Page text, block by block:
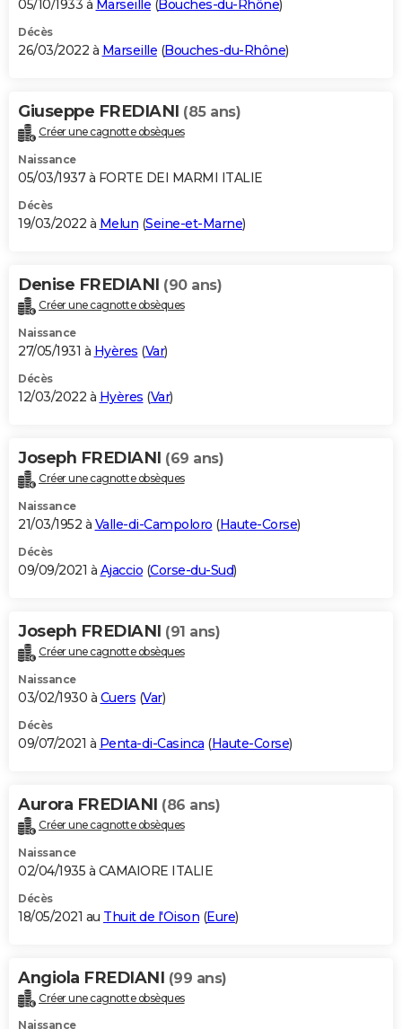
05/10/1933 à Marseille (Bouches-du-Rhône)
Décès
26/03/2022 à Marseille (Bouches-du-Rhône)
Giuseppe FREDIANI (85 ans)
Créer une cagnotte obsèques
Naissance
05/03/1937 à FORTE DEI MARMI ITALIE
Décès
19/03/2022 à Melun (Seine-et-Marne)
Denise FREDIANI (90 ans)
Créer une cagnotte obsèques
Naissance
27/05/1931 à Hyères (Var)
Décès
12/03/2022 à Hyères (Var)
Joseph FREDIANI (69 ans)
Créer une cagnotte obsèques
Naissance
21/03/1952 à Valle-di-Campoloro (Haute-Corse)
Décès
09/09/2021 à Ajaccio (Corse-du-Sud)
Joseph FREDIANI (91 ans)
Créer une cagnotte obsèques
Naissance
03/02/1930 à Cuers (Var)
Décès
09/07/2021 à Penta-di-Casinca (Haute-Corse)
Aurora FREDIANI (86 ans)
Créer une cagnotte obsèques
Naissance
02/04/1935 à CAMAIORE ITALIE
Décès
18/05/2021 au Thuit de l'Oison (Eure)
Angiola FREDIANI (99 ans)
Créer une cagnotte obsèques
Naissance